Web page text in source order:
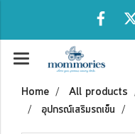
Home All products
อุปกรณ์เสริมรถเข็น